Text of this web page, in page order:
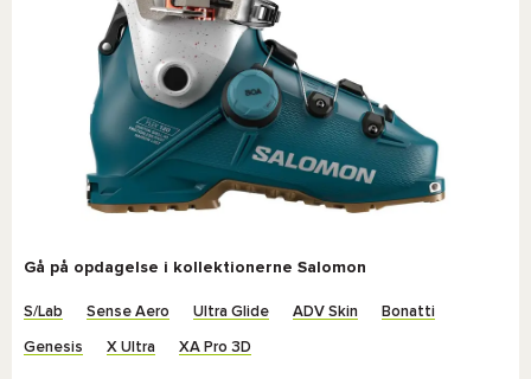
Gå på opdagelse i kollektionerne Salomon
S/Lab Sense Aero Ultra Glide ADV Skin Bonatti
Genesis X Ultra XA Pro 3D